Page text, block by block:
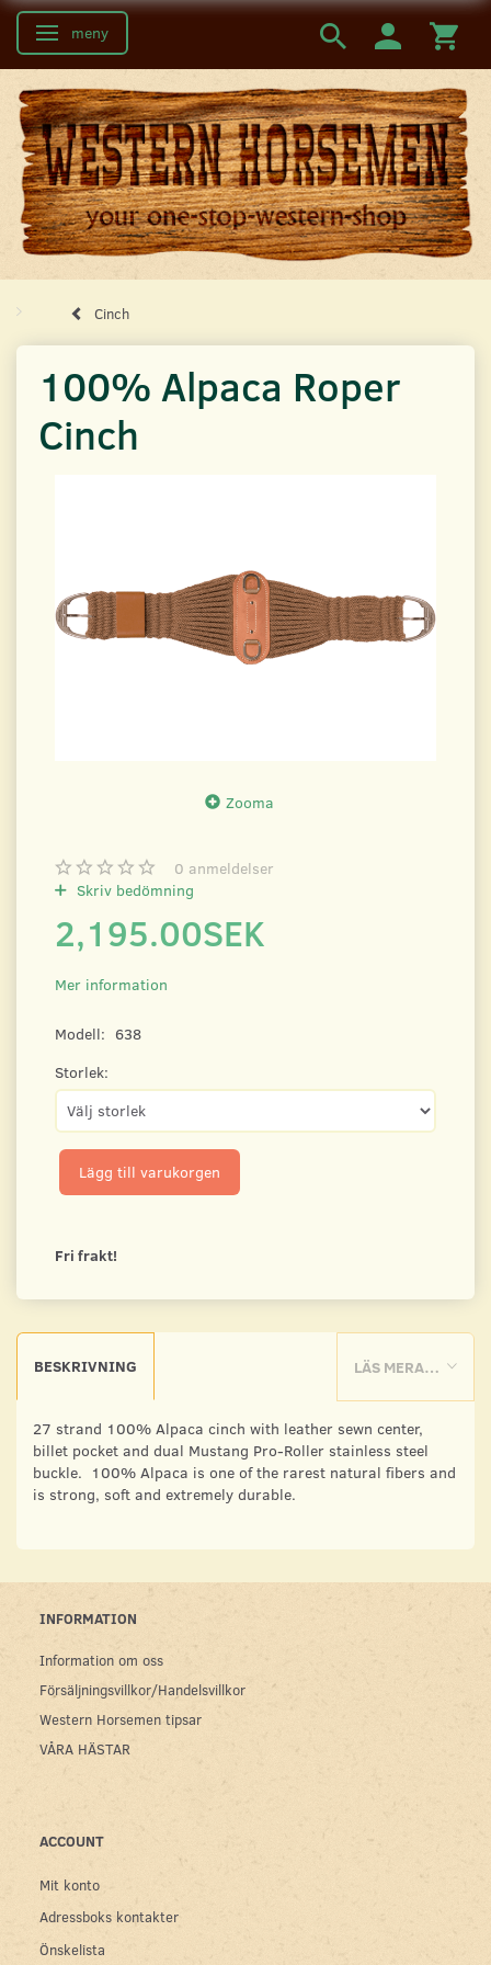
Ändra navigering
meny
Cinch
100% Alpaca Roper
Cinch
Zooma
0 anmeldelser
Skriv bedömning
2,195.00SEK
Mer information
Modell: 638
Storlek:
Lägg till varukorgen
Fri frakt!
LÄS MERA…
BESKRIVNING
27 strand 100% Alpaca cinch with leather sewn center,
billet pocket and dual Mustang Pro-Roller stainless steel
buckle. 100% Alpaca is one of the rarest natural fibers and
is strong, soft and extremely durable.
INFORMATION
Information om oss
Försäljningsvillkor/Handelsvillkor
Western Horsemen tipsar
VÅRA HÄSTAR
ACCOUNT
Mit konto
Adressboks kontakter
Önskelista